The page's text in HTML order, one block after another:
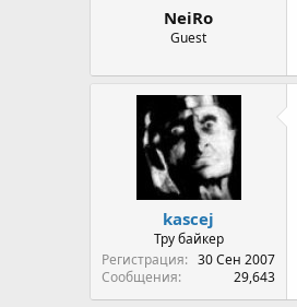
NeiRo
Guest
kascej
Тру байкер
Регистрация
30 Сен 2007
Сообщения
29,643